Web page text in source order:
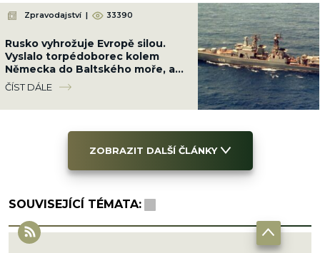
Zpravodajství | 33390
Rusko vyhrožuje Evropě silou.
Vyslalo torpédoborec kolem
Německa do Baltského moře, aby
chránilo své zájmy
ČÍST DÁLE
ZOBRAZIT DALŠÍ ČLÁNKY
SOUVISEJÍCÍ TÉMATA: